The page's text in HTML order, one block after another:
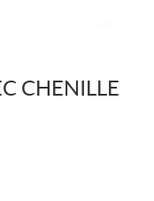
CHENILLE